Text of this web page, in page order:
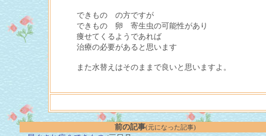
できもの の方ですが
できもの 卵 寄生虫の可能性があり
痩せてくるようであれば
治療の必要があると思います
また水替えはそのままで良いと思いますよ。
前の記事(元になった記事)